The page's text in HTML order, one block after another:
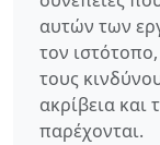
αυτών των
τον
τους
ακρίβεια
παρέχονται.